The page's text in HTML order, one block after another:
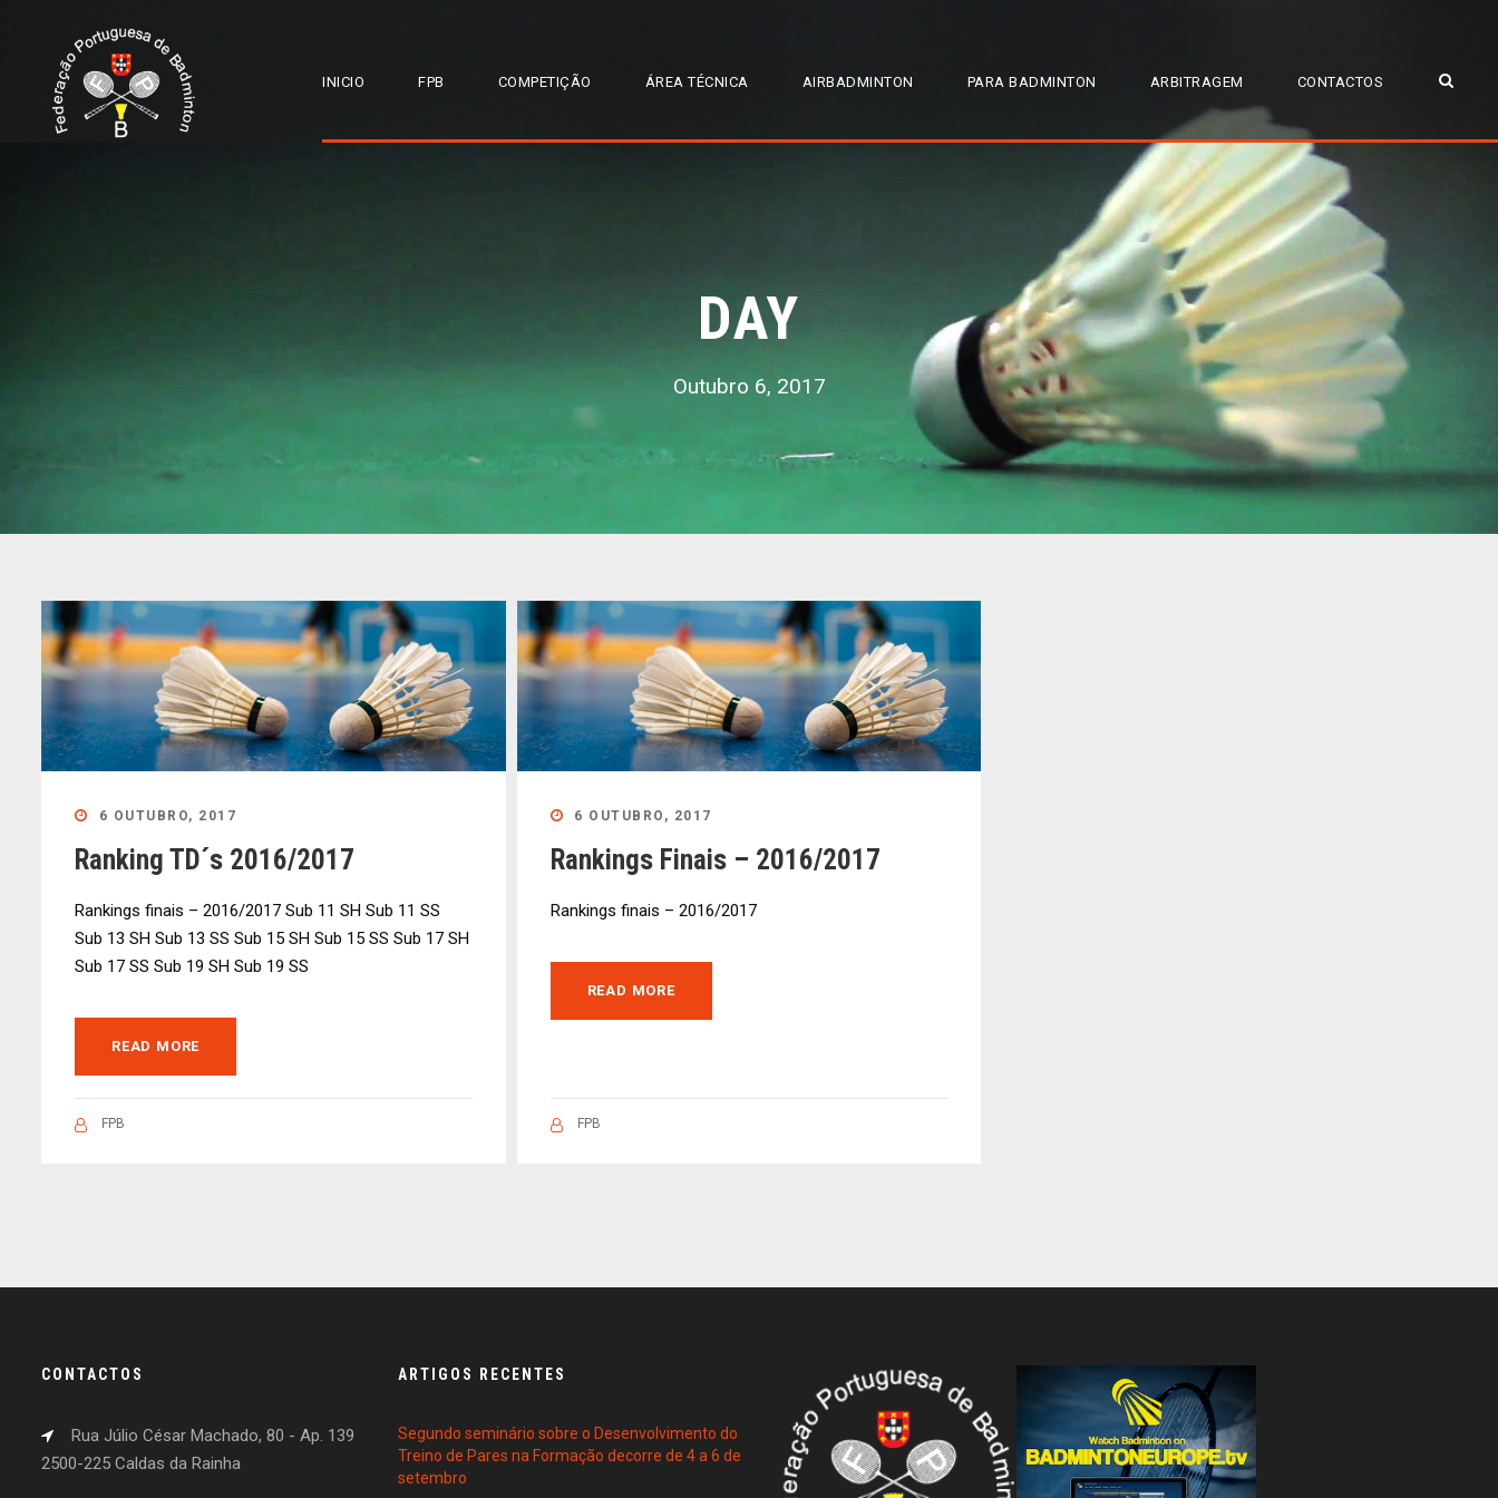
INICIO FPB COMPETIÇÃO ÁREA TÉCNICA AIRBADMINTON PARA BADMINTON ARBITRAGEM CONTACTOS
DAY
Outubro 6, 2017
6 OUTUBRO, 2017
Ranking TD´s 2016/2017
Rankings finais – 2016/2017 Sub 11 SH Sub 11 SS
Sub 13 SH Sub 13 SS Sub 15 SH Sub 15 SS Sub 17 SH
Sub 17 SS Sub 19 SH Sub 19 SS
READ MORE
FPB
6 OUTUBRO, 2017
Rankings Finais – 2016/2017
Rankings finais – 2016/2017
READ MORE
FPB
CONTACTOS
Rua Júlio César Machado, 80 - Ap. 139
2500-225 Caldas da Rainha
ARTIGOS RECENTES
Segundo seminário sobre o Desenvolvimento do
Treino de Pares na Formação decorre de 4 a 6 de
setembro